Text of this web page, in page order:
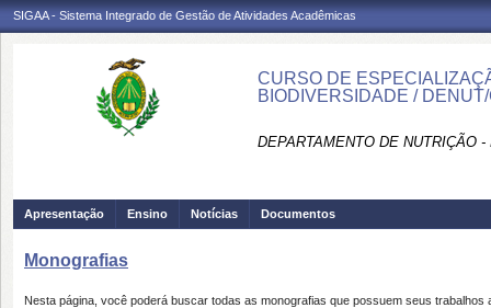
SIGAA - Sistema Integrado de Gestão de Atividades Acadêmicas
CURSO DE
BIODIVERSIDADE /
DEPARTAMENTO DE NUTRIÇÃO -
Apresentação Ensino Notícias Documentos
Monografias
Nesta página, você poderá buscar todas as monografias que possuem seus trabalhos